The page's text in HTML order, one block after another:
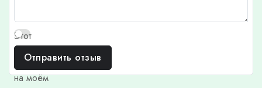
Этот
отзыв
основан
на моём
Отправить отзыв